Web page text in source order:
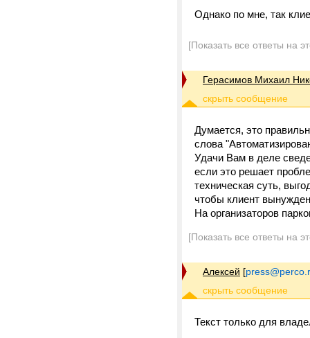
Однако по мне, так
[Показать все ответы на
Герасимов Михаил
Думается, это
слова
Удачи Вам в деле
если это решает
техническая суть,
чтобы клиент
На организаторов
[Показать все ответы на
Алексей [
Текст только для